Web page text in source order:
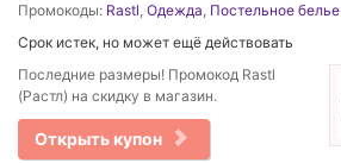
Промокоды: Rastl, Одежда, Постельное белье
Срок истек, но может ещё действовать
Последние размеры! Промокод Rastl
(Растл) на скидку в магазин.
Открыть купон